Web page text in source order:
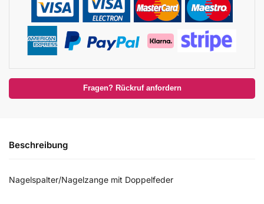
Fragen? Rückruf anfordern
Beschreibung
Nagelspalter/Nagelzange mit Doppelfeder